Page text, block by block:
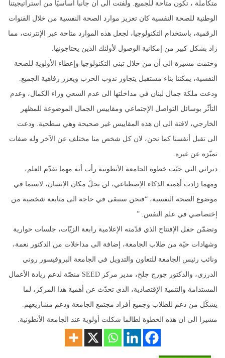
متكاملة ، تكون متاحة للجميع. ولفتت الى ان جانبا أساسيًّا من استراتيجيتنا
الوطنية للصحة النفسية كان تعزيز موارد الصحة النفسية من خلال القنوات
الرقمية، باستخدام التكنولوجيا، لجعل هذه الموارد متاحة عبر الإنترنت، مما
زاد بشكل كبير من إمكانية الوصول لأولئك الذين يحتاجونها.
وختمت مشيرة الى أن من خلال تبني التكنولوجيا وإعطاء الأولوية للصحة
النفسية، يمكننا بناء مستقبل يتجاوز ندوب الحرب ويعزز رفاهية الجميع.
ودعت ملكة جمال لبنان في مداخلتها الى عدم السعي وراء الكمال، وعدم
التأثّر بوسائل التواصل الإجتماعي ومقاييس الجمال الموضوعة للمظهر
الخارجي، لافتة الى ان هذه المقاييس غير صحيحة وهي سطحية. ودعت
الى تقبل أنفسنا كما نحن، لان كل شخص منا مختلف عن الآخر وله صفات
تميّزه عن غيره.
ديراني التي حيّت خطوة الجامعة الأنطونية رأت أنه مهما تقدّم العلم،
ومهما زادت أهمية الذكاء الإصطناعي، لن يحلّ مكان الإنسان، لاسيما في
موضوع الصحة النفسية، “فنحن سنبقى في حاجة الى متابعة شخصية من
إختصاصي في علم النفس. ”
وتضمّن حفل الإفتتاح الذي قدّمته الإعلامية رابعة الزيّات، جلسات حوارية
وشهادات حيّة من طلاب الجامعة، إضافة الى مداخلات من الدكتور نعمة،
ونائب رئيس الجامعة للتعاون والتدويل في الجامعة البروفيسور روني
الدرزي، والدكتور جورج جلخ، مدير مركز SEED منصّة لدعم ريادة الأعمال
المستدامة والتنمية الإقتصادية، الذي تحدّث عن أهمية هذا المركز، لما
يشكّل من دعم للطلاب وجميع أفراد مجتمع الجامعة ودعم مشاريعهم.
مشيرا الى ان هذه الخطوة لطالما شكلت أولوية عند الجامعة الأنطونية.